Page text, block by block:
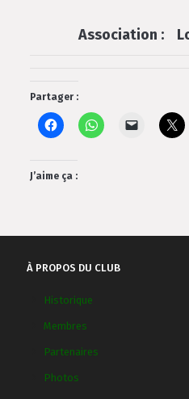
Association :
Partager :
J’aime ça :
À PROPOS DU CLUB
Historique
Membres
Partenaires
Photos